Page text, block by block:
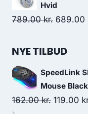
Hvid
789.00kr. Original
was:
689.00
NYE TILBUD
SpeedLink
Mouse Black
162.00kr. Original
119.00